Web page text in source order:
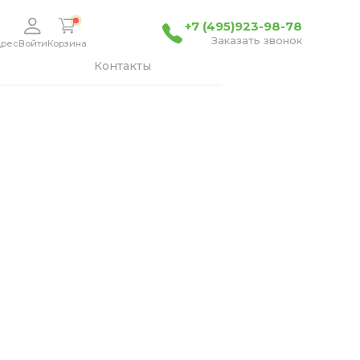
ВойтиКорзина
+7 (495)923-98-78
Заказать звонок
Контакты